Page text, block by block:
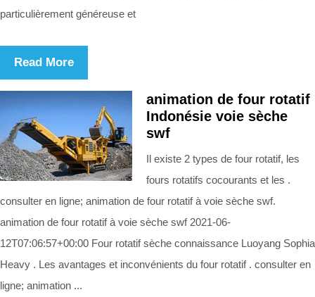
particulièrement généreuse et
Read More
animation de four rotatif
Indonésie voie sèche
swf
Il existe 2 types de four rotatif, les
fours rotatifs cocourants et les .
consulter en ligne; animation de four rotatif à voie sèche swf.
animation de four rotatif à voie sèche swf 2021-06-
12T07:06:57+00:00 Four rotatif sèche connaissance Luoyang Sophia
Heavy . Les avantages et inconvénients du four rotatif . consulter en
ligne; animation ...